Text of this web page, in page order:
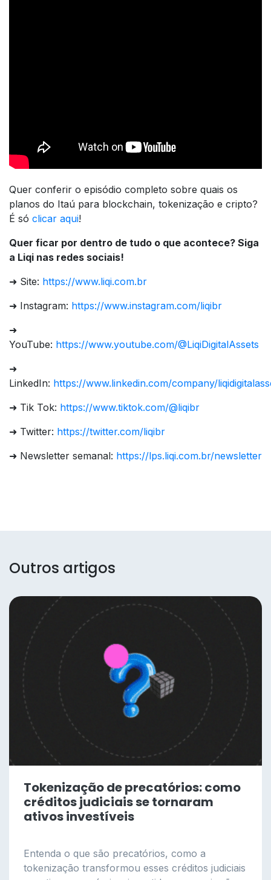
Quer conferir o episódio completo sobre quais os
planos do Itaú para blockchain, tokenização e cripto?
É só clicar aqui!
Quer ficar por dentro de tudo o que acontece? Siga
a Liqi nas redes sociais!
➜ Site: https://www.liqi.com.br
➜ Instagram: https://www.instagram.com/liqibr
➜
YouTube: https://www.youtube.com/@LiqiDigitalAssets
➜
LinkedIn: https://www.linkedin.com/company/
➜ Tik Tok: https://www.tiktok.com/@liqibr
➜ Twitter: https://twitter.com/liqibr
➜ Newsletter semanal: https://lps.liqi.com.br/newsletter
Outros artigos
Tokenização de precatórios: como
créditos judiciais se tornaram
ativos investíveis
Entenda o que são precatórios, como a
tokenização transformou esses créditos judiciais